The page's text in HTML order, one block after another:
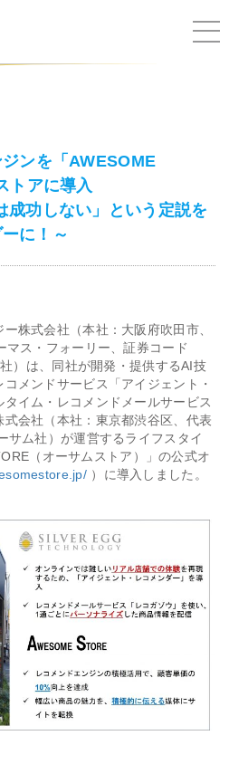
ダウンロード
い合わせ
ンを「AWESOME
トアに導入
成功しない」という定説を
に！～
株式会社（本社：大阪府吹田市、
マス・フォーリー、証券コード
）は、同社が開発・提供するAI技
メンドサービス「アイジェント・
イム・レコメンドメールサービス
式会社（本社：東京都渋谷区、代表
サム社）が運営するライフスタイ
（オーサムストア）」の公式オ
）に導入しました。